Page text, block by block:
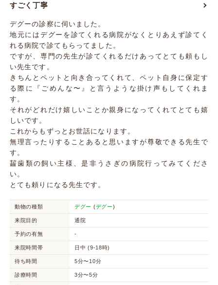
すごく丁寧
デグーの診察に伺いました。
地元にはデグーを診てくれる病院がなくとりあえず診てく
れる病院で診てもらってました。
ですが、専門の先生が診てくれるだけあってとても頼もし
い先生です。
きちんとペットと向き合ってくれて、ペット自身に保定す
る際に『ごめんな〜』と言うような掛け声もしてくれま
す。
それがどれだけ嬉しいことか親身になってくれてとても嬉
しいです。
これからもずっとお世話になります。
無理言ったりすることあると思いますが尊敬できる先生で
す。
齧歯類の飼い主様、是非うさぎの病院行ってみてくださ
い。
とても頼りになる先生です。
動物の種類 デグー (デグー)
来院目的 通院
予約の有無 -
来院時間帯 日中 (9-18時)
待ち時間 5分〜10分
診療時間 3分〜5分